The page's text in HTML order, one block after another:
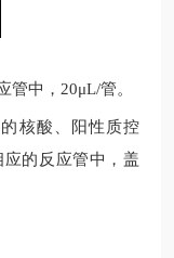
管中， 20μL/管。
核酸、阳性质控
应的反应管中，盖